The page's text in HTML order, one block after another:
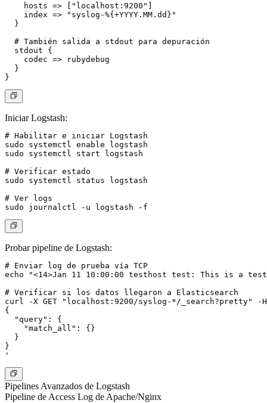
    hosts => ["localhost:9200"]
    index => "syslog-%{+YYYY.MM.dd}"
  }
  # También salida a stdout para depuración
  stdout {
    codec => rubydebug
  }
Iniciar Logstash:
# Habilitar e iniciar Logstash
sudo systemctl enable logstash
sudo systemctl start logstash
# Verificar estado
sudo systemctl status logstash
# Ver logs
Probar pipeline de Logstash:
# Enviar log de prueba vía TCP
echo "<14>Jan 11 10:00:00 testhost test: This is a
# Verificar si los datos llegaron a Elasticsearch
curl -X GET "localhost:9200/syslog-*/_search?pretty"
{
  "query": {
    "match_all": {}
  }
}
Pipelines Avanzados de Logstash
Pipeline de Access Log de Apache/Nginx